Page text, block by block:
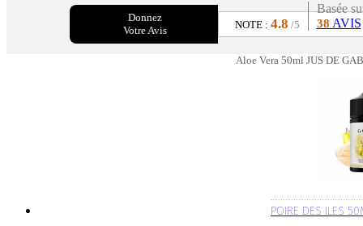
Donnez
Votre Avis
NOTE : 4.8 /5
Basée
38 AVIS
Aloe Vera 50ml JUS DE
POIRE DES ILES